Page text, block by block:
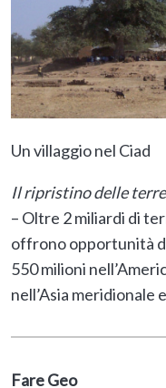
Un villaggio nel Ciad
Il ripristino delle
– Oltre 2 miliardi di
offrono opportunità
550 milioni
nell’Asia meridionale
Fare Geo